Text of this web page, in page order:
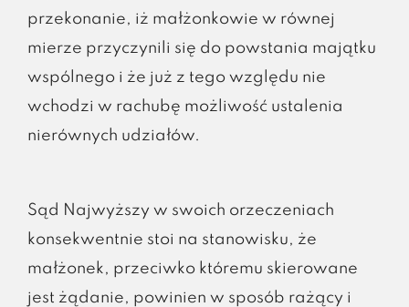
przekonanie, iż małżonkowie w równej
mierze przyczynili się do powstania majątku
wspólnego i że już z tego względu nie
wchodzi w rachubę możliwość ustalenia
nierównych udziałów.
Sąd Najwyższy w swoich orzeczeniach
konsekwentnie stoi na stanowisku, że
małżonek, przeciwko któremu skierowane
jest żądanie, powinien w sposób rażący i